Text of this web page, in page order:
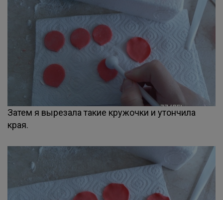
Затем я вырезала такие кружочки и утончила
края.